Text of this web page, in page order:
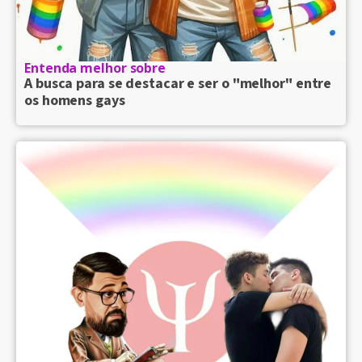
Entenda melhor sobre
A busca para se destacar e ser o "melhor" entre
os homens gays